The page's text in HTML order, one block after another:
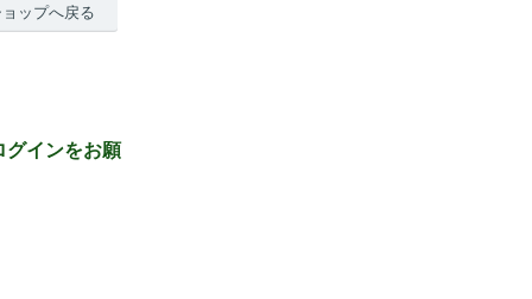
ョップへ戻る
グインをお願